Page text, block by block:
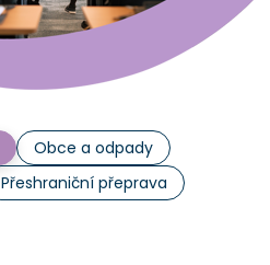
Obce a odpady
Přeshraniční přeprava